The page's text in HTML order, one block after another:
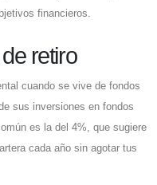
financieros.
retiro
cuando se vive de fondos
sus inversiones en fondos
es la del 4%, que sugiere
cada año sin agotar tus